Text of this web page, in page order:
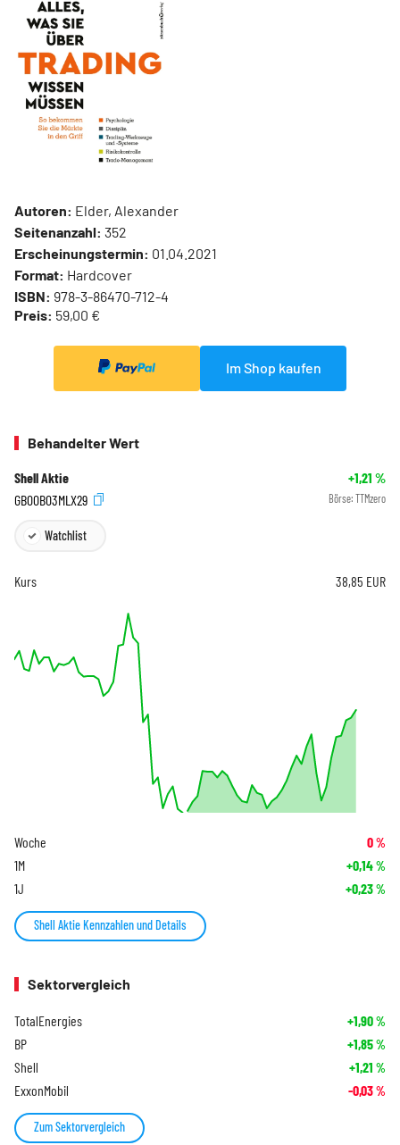
Autoren: Elder, Alexander
Seitenanzahl: 352
Erscheinungstermin: 01.04.2021
Format: Hardcover
ISBN: 978-3-86470-712-4
Preis: 59,00 €
Im Shop kaufen
Behandelter Wert
Shell Aktie +1,21 %
GB00B03MLX29
Börse: TTMzero
Watchlist
Kurs 38,85 EUR
Woche 0%
1M +0,14%
1J +0,23%
Shell Aktie Kennzahlen und Details
Sektorvergleich
TotalEnergies +1,90%
BP +1,85%
Shell +1,21 %
ExxonMobil -0,03%
Zum Sektorvergleich